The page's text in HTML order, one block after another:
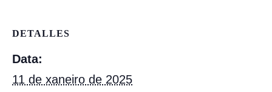
DETALLES
Data:
11 de xaneiro de 2025